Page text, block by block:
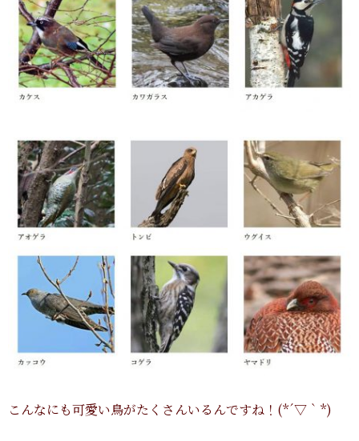
こんなにも可愛い鳥がたくさんいるんですね！(*´▽｀*)